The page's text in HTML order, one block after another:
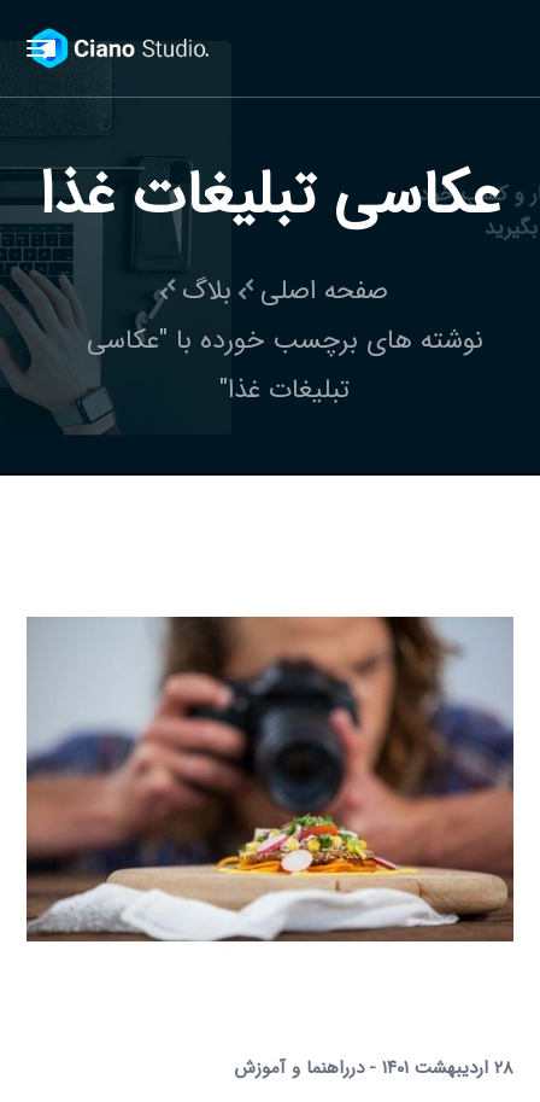
عکاسی تبلیغات غذا
صفحه اصلی
بلاگ
نوشته های برچسب خورده با "عکاسی
تبلیغات غذا"
۲۸ اردیبهشت ۱۴۰۱ درراهنما و آموزش